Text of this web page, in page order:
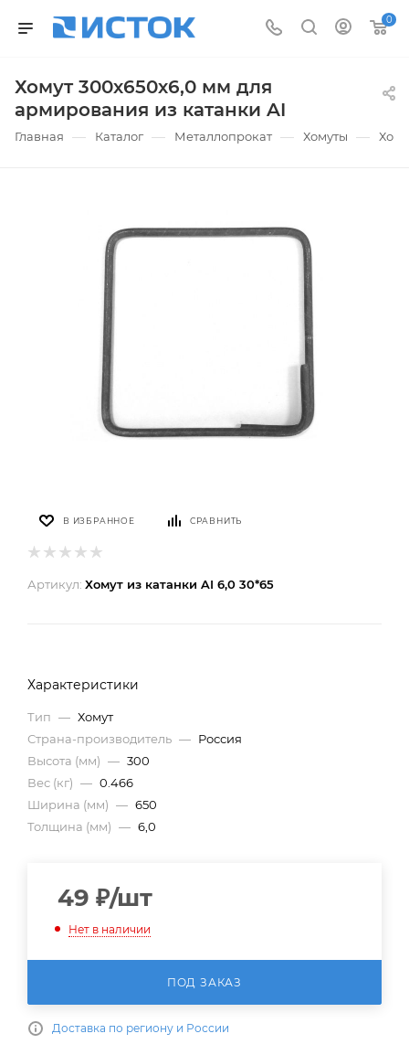
0
Хомут 300х650х6,0 мм для
армирования из катанки AI
Главная — Каталог — Металлопрокат — Хомуты —
В ИЗБРАННОЕ СРАВНИТЬ
Артикул: Хомут из катанки AI 6,0 30*65
Характеристики
Тип — Хомут
Страна-производитель — Россия
Высота (мм) — 300
Вес (кг) — 0.466
Ширина (мм) — 650
Толщина (мм) — 6,0
49 ₽/шт
Нет в наличии
ПОД ЗАКАЗ
Доставка по региону и России